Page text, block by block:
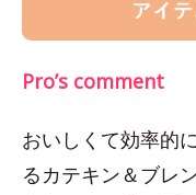
Pro’s comment
おいしくて効率的
るカテキン＆ブレ